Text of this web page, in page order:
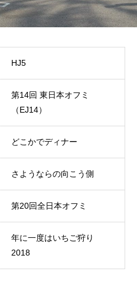
HJ5
第14回 東日本オフミ
（EJ14）
どこかでディナー
さようならの向こう側
第20回全日本オフミ
年に一度はいちご狩り
2018